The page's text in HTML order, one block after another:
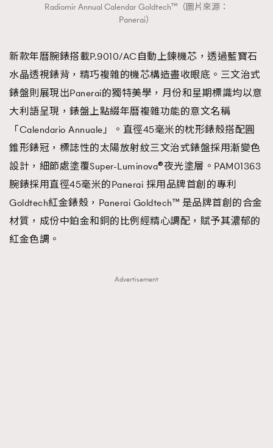
Radiomir Annual Calendar Goldtech™（圖片來源：
Panerai）
新款年曆腕錶搭載P.9010/AC自動上鍊機芯，透過藍寶石
水晶透視錶背，精巧複雜的機芯構造盡收眼底。三文治式
錶盤則展現出Panerai的獨特美學，月份和星期標識均以意
大利語呈現，錶盤上點綴年曆複雜功能的意文名稱
「Calendario Annuale」。直徑45毫米的枕形錶殼搭配圓
錐形錶冠，標誌性的太陽放射紋三文治式錶盤採用漸變色
設計，細節處塗覆Super-Luminova®夜光塗層。PAM01363
腕錶採用直徑45毫米的Panerai 採用品牌首創的專利
Goldtech紅金錶殼，Panerai Goldtech™ 是品牌首創的合金
材質，成份中鉑金和銅的比例經精心調配，賦予其濃郁的
紅金色調。
Advertisement